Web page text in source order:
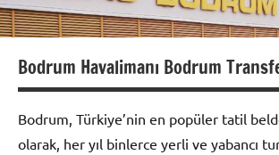
Bodrum Havalimanı Bodrum
Bodrum, Türkiye’nin en popüler tatil
olarak, her yıl binlerce yerli ve yabancı